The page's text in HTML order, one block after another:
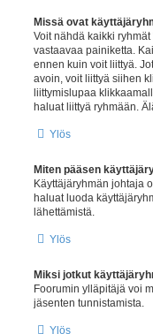
Missä ovat
Voit nähdä kaikki
vastaavaa painiketta.
ennen kuin voit liittyä.
avoin, voit liittyä siihen
liittymislupaa
haluat liittyä ryhmään.
Ylös
Miten pääsen
Käyttäjäryhmän johtaja
haluat luoda
lähettämistä.
Ylös
Miksi jotkut
Foorumin ylläpitäjä voi
jäsenten tunnistamista.
Ylös